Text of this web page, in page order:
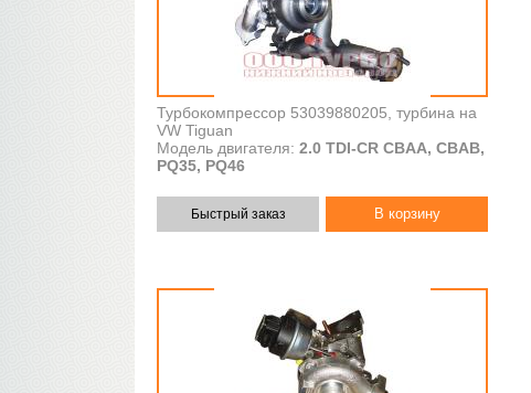
Турбокомпрессор 53039880205, турбина на
VW Tiguan
Модель двигателя: 2.0 TDI-CR CBAA, CBAB,
PQ35, PQ46
Быстрый заказ